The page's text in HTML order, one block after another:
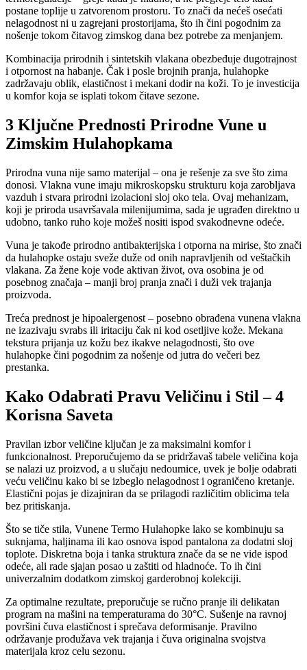
postane toplije u zatvorenom prostoru. To znači da nećeš osećati
nelagodnost ni u zagrejani prostorijama, što ih čini pogodnim za
nošenje tokom čitavog zimskog dana bez potrebe za menjanjem.
Kombinacija prirodnih i sintetskih vlakana obezbeđuje dugotrajnost
i otpornost na habanje. Čak i posle brojnih pranja, hulahopke
zadržavaju oblik, elastičnost i mekani dodir na koži. To je investicija
u komfor koja se isplati tokom čitave sezone.
3 Ključne Prednosti Prirodne Vune u
Zimskim Hulahopkama
Prirodna vuna nije samo materijal – ona je rešenje za sve što zima
donosi. Vlakna vune imaju mikroskopsku strukturu koja zarobljava
vazduh i stvara prirodni izolacioni sloj oko tela. Ovaj mehanizam,
koji je priroda usavršavala milenijumima, sada je ugrađen direktno u
udobno, tanko ruho koje možeš nositi ispod svakodnevne odeće.
Vuna je takođe prirodno antibakterijska i otporna na mirise, što znači
da hulahopke ostaju sveže duže od onih napravljenih od veštačkih
vlakana. Za žene koje vode aktivan život, ova osobina je od
posebnog značaja – manji broj pranja znači i duži vek trajanja
proizvoda.
Treća prednost je hipoalergenost – posebno obrađena vunena vlakna
ne izazivaju svrabs ili iritaciju čak ni kod osetljive kože. Mekana
tekstura prijanja uz kožu bez ikakve nelagodnosti, što ove
hulahopke čini pogodnim za nošenje od jutra do večeri bez
prestanka.
Kako Odabrati Pravu Veličinu i Stil – 4
Korisna Saveta
Pravilan izbor veličine ključan je za maksimalni komfor i
funkcionalnost. Preporučujemo da se pridržavaš tabele veličina koja
se nalazi uz proizvod, a u slučaju nedoumice, uvek je bolje odabrati
veću veličinu kako bi se izbeglo nelagodnost i ograničeno kretanje.
Elastični pojas je dizajniran da se prilagodi različitim oblicima tela
bez pritiskanja.
Što se tiče stila, Vunene Termo Hulahopke lako se kombinuju sa
suknjama, haljinama ili kao osnova ispod pantalona za dodatni sloj
toplote. Diskretna boja i tanka struktura znače da se ne vide ispod
odeće, ali rade sjajan posao u zaštiti od hladnoće. To ih čini
univerzalnim dodatkom zimskoj garderobnoj kolekciji.
Za optimalne rezultate, preporučuje se ručno pranje ili delikatan
program na mašini na temperaturama do 30°C. Sušenje na ravnoj
površini čuva elastičnost i sprečava deformisanje. Pravilno
održavanje produžava vek trajanja i čuva originalna svojstva
materijala kroz celu sezonu.